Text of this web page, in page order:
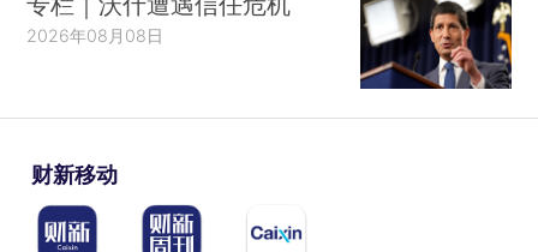
2026年08月08日
财新移动